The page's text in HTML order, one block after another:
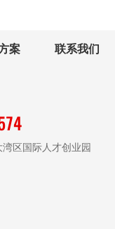
案 联系我们
区国际人才创业园